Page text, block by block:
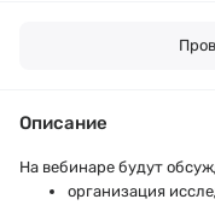
Описание
На вебинаре будут
организация